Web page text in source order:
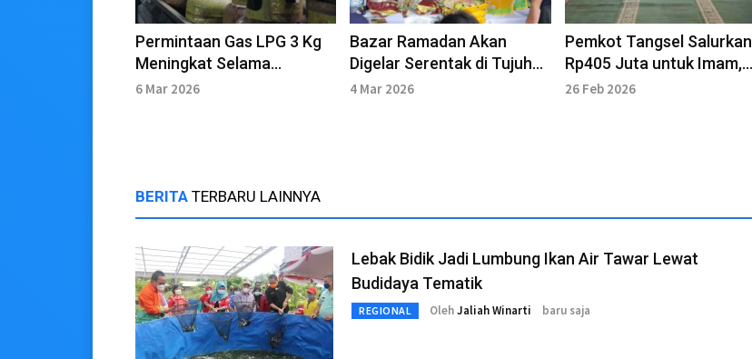
Permintaan Gas LPG 3 Kg
Meningkat Selama
Ramadan
6 Mar 2026
Bazar Ramadan Akan
Digelar Serentak di Tujuh
Kecamatan di Tangsel
4 Mar 2026
Pemkot Tangsel Salurkan
Rp405 Juta untuk Imam,
Marbot hingga Guru Ngaji
26 Feb 2026
BERITA TERBARU LAINNYA
Lebak Bidik Jadi Lumbung Ikan Air Tawar Lewat
Budidaya Tematik
REGIONAL OlehJaliah Winarti baru saja